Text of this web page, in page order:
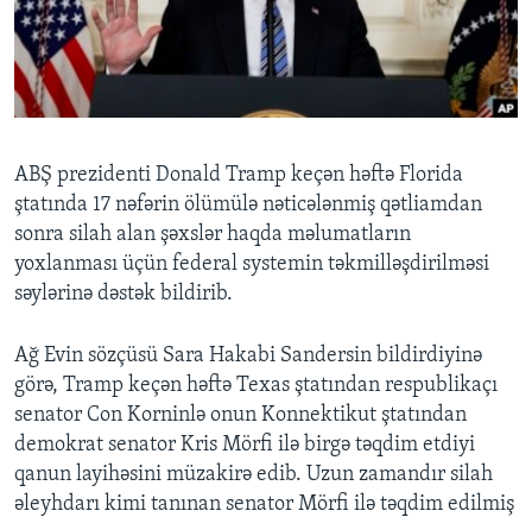
BIZI IZLƏYIN
Dillər
ABŞ prezidenti Donald Tramp keçən həftə Florida
ştatında 17 nəfərin ölümülə nəticələnmiş qətliamdan
sonra silah alan şəxslər haqda məlumatların
yoxlanması üçün federal systemin təkmilləşdirilməsi
səylərinə dəstək bildirib.
Ağ Evin sözçüsü Sara Hakabi Sandersin bildirdiyinə
görə, Tramp keçən həftə Texas ştatından respublikaçı
senator Con Korninlə onun Konnektikut ştatından
demokrat senator Kris Mörfi ilə birgə təqdim etdiyi
qanun layihəsini müzakirə edib. Uzun zamandır silah
əleyhdarı kimi tanınan senator Mörfi ilə təqdim edilmiş